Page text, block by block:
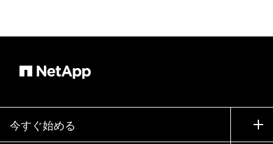
今すぐ始める